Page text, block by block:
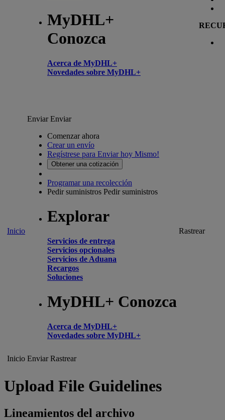
MyDHL+
Conozca
Acerca de MyDHL+
Novedades sobre MyDHL+
Inicio
EnviarEnviar
Comenzar ahora
Crear un envío
Regístrese para Enviar hoy Mismo!
Obtener una cotización
Programar una recolección
Pedir suministros Pedir suministros
Explorar
Servicios de entrega
Servicios opcionales
Servicios de Aduana
Recargos
Soluciones
MyDHL+ Conozca
Acerca de MyDHL+
Novedades sobre MyDHL+
Rastrear
Inicio Enviar Rastrear
Upload File Guidelines
Lineamientos del archivo